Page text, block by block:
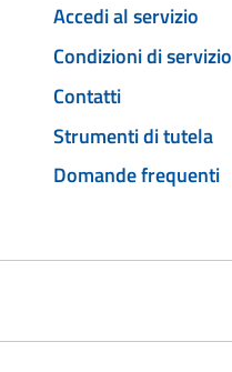
Accedi al servizio
Condizioni di servizio
Contatti
Strumenti di tutela
Domande frequenti